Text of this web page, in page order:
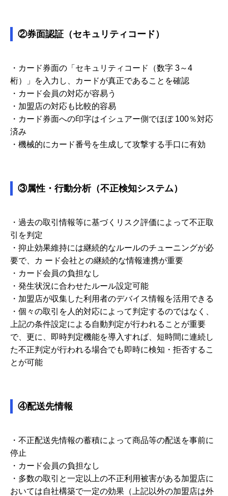
②券面認証（セキュリティコード）
・カード券面の「セキュリティコード（数字 3～4
桁）」を入力し、カードが真正であることを確認
・カード会員の対応が容易う
・加盟店の対応も比較的容易
・カード券面への印字はイシュアー側でほぼ 100％対応
済み
・機械的にカード番号を生成して攻撃する手口に有効
③属性・行動分析（不正検知システム）
・過去の取引情報等に基づくリスク評価によって不正取
引を判定
・抑止効果維持には継続的なルールのチューニングが必
要で、カ ード会社との継続的な情報連携が重要
・カード会員の負担なし
・発生状況に合わせたルール設定可能
・加盟店が収集した利用者のデバイス情報を活用できる
・個々の取引を人的対応によって判定するのではなく、
上記の条件設定による自動判定が行われることが重要
で、更に、即時判定機能を導入すれば、短時間に連続し
た不正判定が行われる場合でも即時に検知・拒否するこ
とが可能
④配送先情報
・不正配送先情報の蓄積によって商品等の配送を事前に
停止
・カード会員の負担なし
・多数の取引と一定以上の不正利用被害がある加盟店に
おいては自社構築で一定の効果（上記以外の加盟店は外